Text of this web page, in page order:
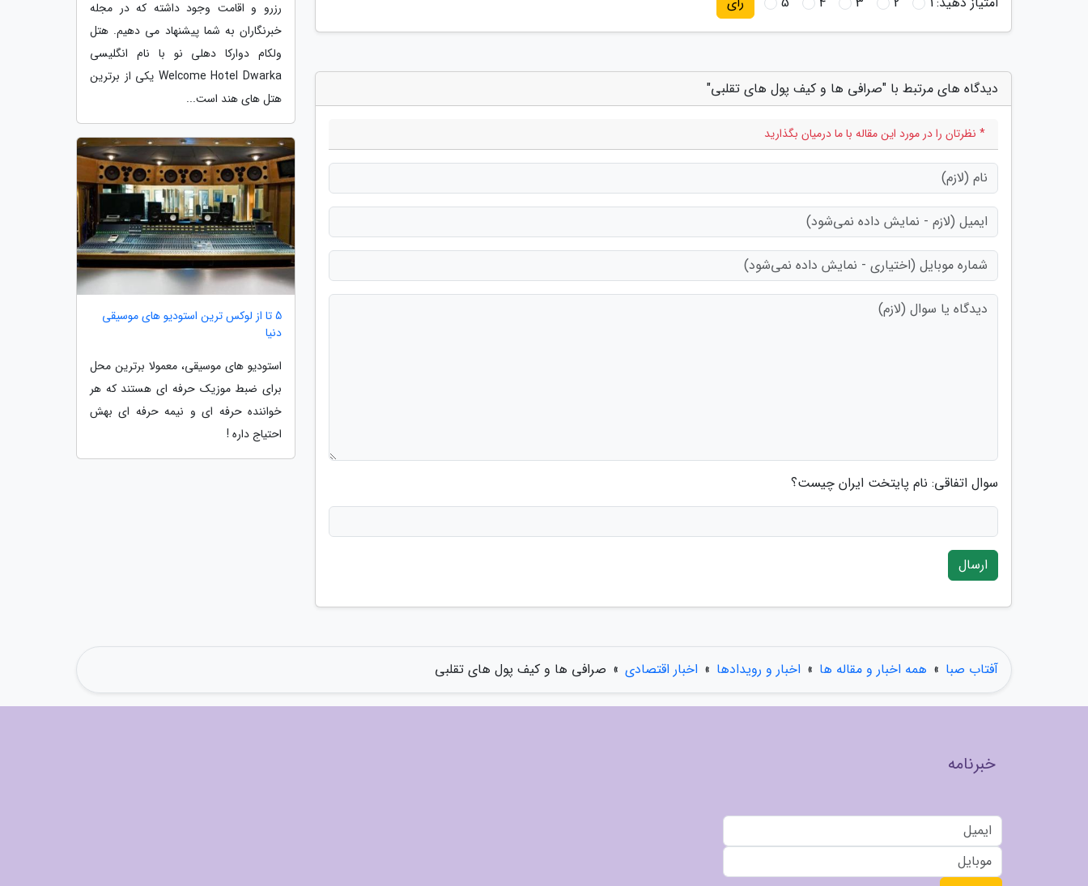
دیدگاه های مرتبط با "صرافی ها و کیف پول های تقلبی"
* نظرتان را در مورد این مقاله با ما درمیان بگذارید
سوال اتفاقی: نام پایتخت ایران چیست؟
ارسال
رزرو و اقامت وجود داشته که در مجله
خبرنگاران به شما پیشنهاد می دهیم. هتل
ولکام دوارکا دهلی نو با نام انگلیسی
Welcome Hotel Dwarka یکی از برترین
هتل های هند است...
5 تا از لوکس ترین استودیو های موسیقی
دنیا
استودیو های موسیقی، معمولا برترین محل
برای ضبط موزیک حرفه ای هستند که هر
خواننده حرفه ای و نیمه حرفه ای بهش
احتیاج داره !
آفتاب صبا » همه اخبار و مقاله ها » اخبار و رویدادها » اخبار اقتصادی » صرافی ها و کیف پول های تقلبی
خبرنامه